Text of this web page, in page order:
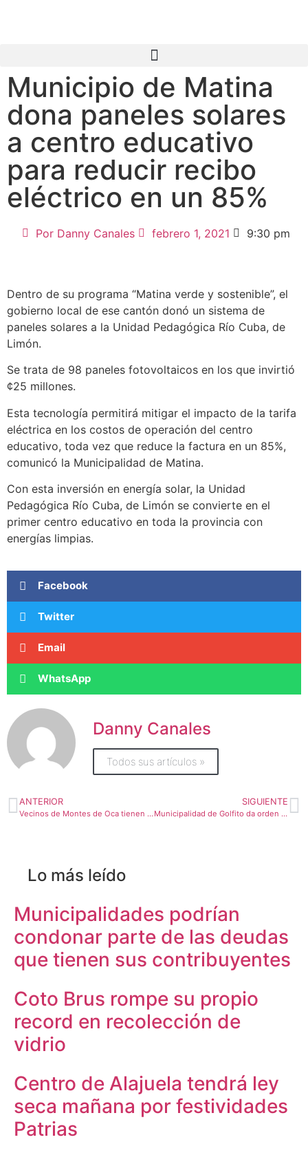
Municipio de Matina
dona paneles solares
a centro educativo
para reducir recibo
eléctrico en un 85%
PorDanny Canales febrero 1, 2021 9:30 pm
Dentro de su programa “Matina verde y sostenible”, el
gobierno local de ese cantón donó un sistema de
paneles solares a la Unidad Pedagógica Río Cuba, de
Limón.
Se trata de 98 paneles fotovoltaicos en los que invirtió
¢25 millones.
Esta tecnología permitirá mitigar el impacto de la tarifa
eléctrica en los costos de operación del centro
educativo, toda vez que reduce la factura en un 85%,
comunicó la Municipalidad de Matina.
Con esta inversión en energía solar, la Unidad
Pedagógica Río Cuba, de Limón se convierte en el
primer centro educativo en toda la provincia con
energías limpias.
Facebook
Twitter
Email
WhatsApp
Danny Canales
Todos sus artículos »
ANTERIOR
Vecinos de Montes de Oca tienen hasta el 5 de febrero para aprovechar descuento que ofrece municipio
SIGUIENTE
Municipalidad de Golfito da orden de inicio a la reparación del estadio Fortunato Atencio
Lo más leído
Municipalidades podrían
condonar parte de las deudas
que tienen sus contribuyentes
Coto Brus rompe su propio
record en recolección de
vidrio
Centro de Alajuela tendrá ley
seca mañana por festividades
Patrias